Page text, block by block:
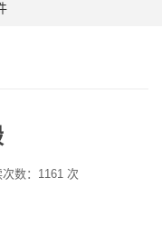
次数：1161 次